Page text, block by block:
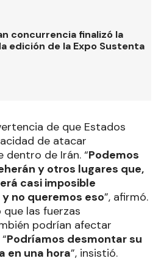
concurrencia finalizó la
edición de la Expo Sustenta
de que Estados
de atacar
de Irán. “Podemos
y otros lugares que,
casi imposible
no queremos eso”, afirmó.
las fuerzas
podrían afectar
Podríamos desmontar su
en una hora”, insistió.